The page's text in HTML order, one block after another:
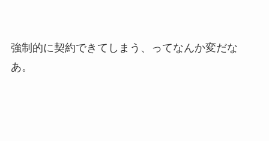
強制的に契約できてしまう、ってなんか変だな
あ。